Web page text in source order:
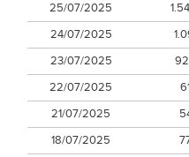
25/07/2025
24/07/2025
23/07/2025
22/07/2025
21/07/2025
18/07/2025